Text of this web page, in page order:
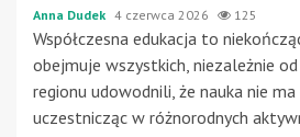
Anna Dudek 4 czerwca 2026 125
Współczesna edukacja to
obejmuje wszystkich, niezależnie od
regionu udowodnili, że nauka nie ma
uczestnicząc w różnorodnych